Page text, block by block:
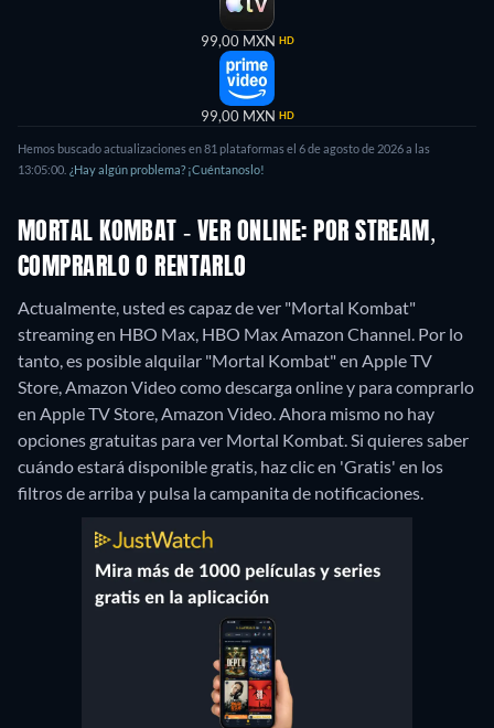
99,00 MXN HD
99,00 MXN HD
Hemos buscado actualizaciones en 81 plataformas el 6 de agosto de 2026 a las
13:05:00. ¿Hay algún problema? ¡Cuéntanoslo!
MORTAL KOMBAT - VER ONLINE: POR STREAM,
COMPRARLO O RENTARLO
Actualmente, usted es capaz de ver "Mortal Kombat"
streaming en HBO Max, HBO Max Amazon Channel. Por lo
tanto, es posible alquilar "Mortal Kombat" en Apple TV
Store, Amazon Video como descarga online y para comprarlo
en Apple TV Store, Amazon Video.Ahora mismo no hay
opciones gratuitas para ver Mortal Kombat. Si quieres saber
cuándo estará disponible gratis, haz clic en 'Gratis' en los
filtros de arriba y pulsa la campanita de notificaciones.